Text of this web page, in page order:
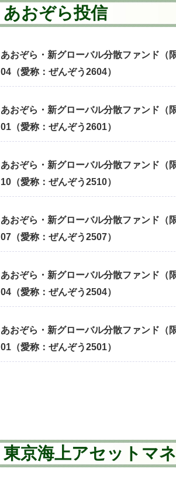
あおぞら投信
あおぞら・新グローバル分散ファンド（
04（愛称：ぜんぞう2604）
あおぞら・新グローバル分散ファンド（
01（愛称：ぜんぞう2601）
あおぞら・新グローバル分散ファンド（
10（愛称：ぜんぞう2510）
あおぞら・新グローバル分散ファンド（
07（愛称：ぜんぞう2507）
あおぞら・新グローバル分散ファンド（
04（愛称：ぜんぞう2504）
あおぞら・新グローバル分散ファンド（
01（愛称：ぜんぞう2501）
東京海上アセットマ